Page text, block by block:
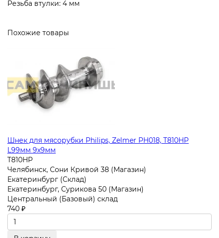
Резьба втулки: 4 мм
Похожие товары
Шнек для мясорубки Philips, Zelmer PH018, T810HP
L99мм 9x9мм
T810HP
Челябинск, Сони Кривой 38 (Магазин)
Екатеринбург (Склад)
Екатеринбург, Сурикова 50 (Магазин)
Центральный (Базовый) склад
740 ₽